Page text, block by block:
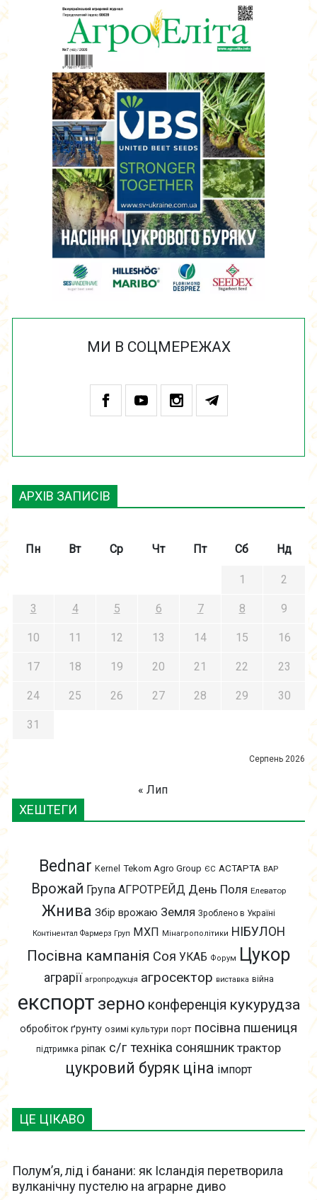
МИ В СОЦМЕРЕЖАХ
ЦЕ ЦІКАВО
Полум’я, лід і банани: як Ісландія перетворила
вулканічну пустелю на аграрне диво
АРХІВ ЗАПИСІВ
Серпень 2026
Пн Вт Ср Чт Пт Сб Нд
1 2
3 4 5 6 7 8 9
10 11 12 13 14 15 16
17 18 19 20 21 22 23
24 25 26 27 28 29 30
31
« Лип
ХЕШТЕГИ
Bednar Kernel Tekom Agro Group ЄС АСТАРТА ВАР
Врожай Група АГРОТРЕЙД День Поля Елеватор
Жнива Збір врожаю Земля Зроблено в Україні
Контінентал Фармерз Груп МХП Мінагрополітики НІБУЛОН
Посівна кампанія Соя УКАБ Форум Цукор
аграрії агропродукція агросектор виставка війна
експорт зерно конференція кукурудза
обробіток ґрунту озимі культури порт посівна пшениця
підтримка ріпак с/г техніка соняшник трактор
цукровий буряк ціна імпорт